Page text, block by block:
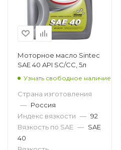
Моторное масло Sintec
SAE 40 API SC/CC, 5л
Узнать свободное наличие
Страна изготовления
— Россия
Индекс вязкости — 92
Вязкость по SAE — SAE
40